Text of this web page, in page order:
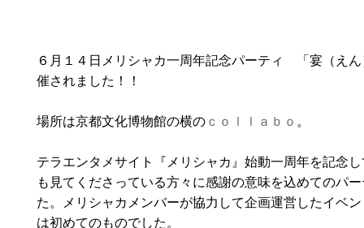
６月１４日メリシャカ一周年記念パーティ 「宴（え
催されました！！
場所は京都文化博物館の横の ｃｏｌｌａｂｏ 。
テラエンタメサイト『メリシャカ』始動一周年を記念
も見てくださっている方々に感謝の意味を込めてのパ
た。メリシャカメンバーが協力して企画運営したイベ
は初めてのものでした。